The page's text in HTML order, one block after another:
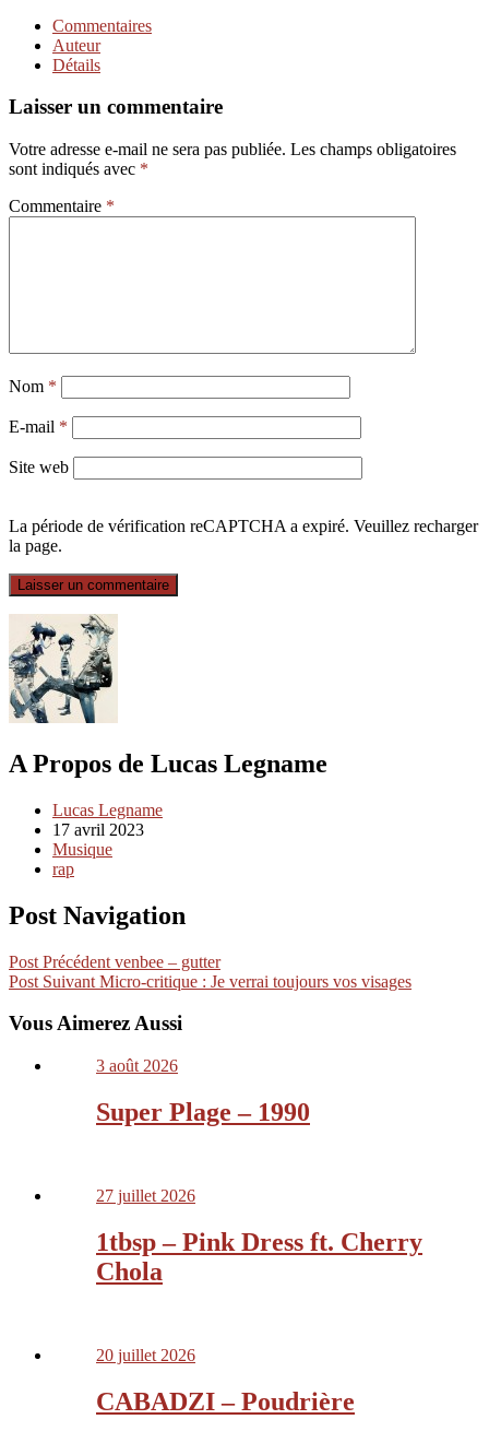
Commentaires
Auteur
Détails
Laisser un commentaire
Votre adresse e-mail ne sera pas publiée. Les champs obligatoires
sont indiqués avec *
Commentaire *
Nom *
E-mail *
Site web
La période de vérification reCAPTCHA a expiré. Veuillez recharger
la page.
A Propos de Lucas Legname
Lucas Legname
17 avril 2023
Musique
rap
Post Navigation
Post Précédent venbee – gutter
Post Suivant Micro-critique : Je verrai toujours vos visages
Vous Aimerez Aussi
3 août 2026
Super Plage – 1990
27 juillet 2026
1tbsp – Pink Dress ft. Cherry
Chola
20 juillet 2026
CABADZI – Poudrière